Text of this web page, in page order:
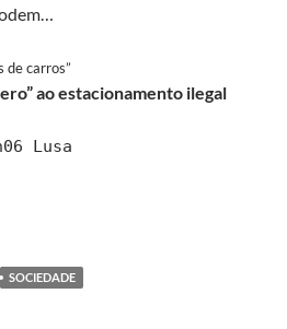
de carros”
ao estacionamento ilegal
Lusa
a melhorar
SOCIEDADE